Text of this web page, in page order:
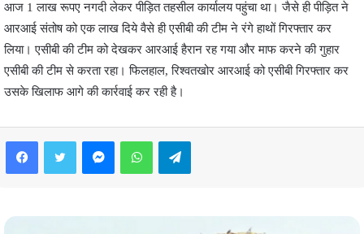
आज 1 लाख रूपए नगदी लेकर पीड़ित तहसील कार्यालय पहुंचा था। जैसे ही पीड़ित ने
आरआई संतोष को एक लाख दिये वैसे ही एसीबी की टीम ने रंगे हाथों गिरफ्तार कर
लिया। एसीबी की टीम को देखकर आरआई हैरान रह गया और माफ करने की गुहार
एसीबी की टीम से करता रहा। फिलहाल, रिश्वतखोर आरआई को एसीबी गिरफ्तार कर
उसके खिलाफ आगे की कार्रवाई कर रही है।
FacebookTwitter MessengerWhatsAppTelegram